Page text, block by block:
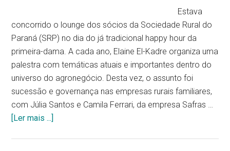
Estava
concorrido o lounge dos sócios da Sociedade Rural do
Paraná (SRP) no dia do já tradicional happy hour da
primeira-dama. A cada ano, Elaine El-Kadre organiza uma
palestra com temáticas atuais e importantes dentro do
universo do agronegócio. Desta vez, o assunto foi
sucessão e governança nas empresas rurais familiares,
com Júlia Santos e Camila Ferrari, da empresa Safras …
[Ler mais ...]